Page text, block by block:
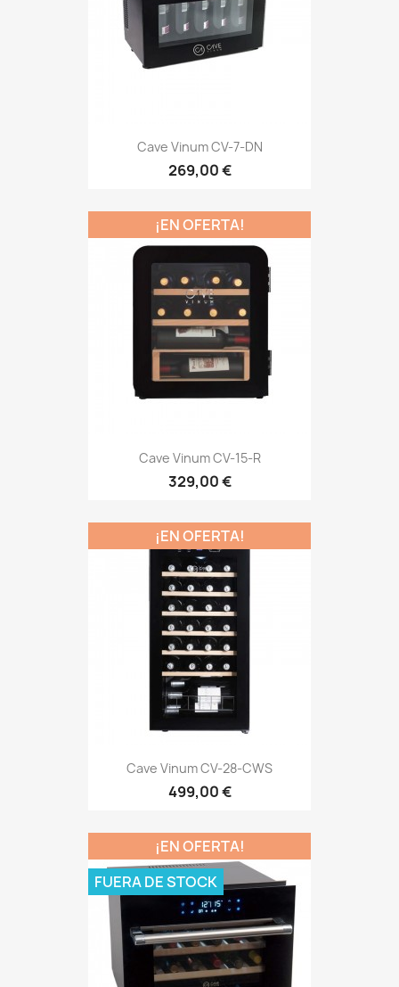
Cave Vinum CV-7-DN
269,00 €
Cave Vinum CV-15-R
329,00 €
¡EN OFERTA!
Cave Vinum CV-28-CWS
499,00 €
¡EN OFERTA!
¡EN OFERTA!
FUERA DE STOCK